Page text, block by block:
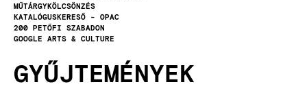
MŰTÁRGYKÖLCSÖNZÉS
KATALÓGUSKERESŐ - OPAC
200 PETŐFI SZABADON
GOOGLE ARTS & CULTURE
GYŰJTEMÉNYEK